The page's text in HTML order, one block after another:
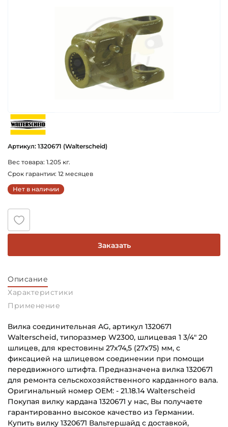
Артикул: 1320671 (Walterscheid)
Вес товара: 1.205 кг.
Срок гарантии: 12 месяцев
Нет в наличии
Заказать
Описание
Характеристики
Применение
Вилка соединительная AG, артикул 1320671
Walterscheid, типоразмер W2300, шлицевая 1 3/4" 20
шлицев, для крестовины 27х74,5 (27х75) мм, с
фиксацией на шлицевом соединении при помощи
передвижного штифта. Предназначена вилка 1320671
для ремонта сельскохозяйственного карданного вала.
Оригинальный номер OEM: - 21.18.14 Walterscheid
Покупая вилку кардана 1320671 у нас, Вы получаете
гарантированно высокое качество из Германии.
Купить вилку 1320671 Вальтершайд с доставкой,